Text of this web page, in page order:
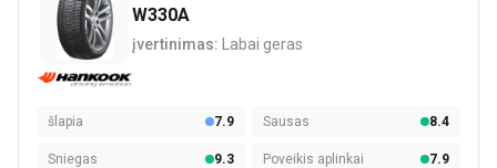
W330A
įvertinimas: Labai geras
šlapia 7.9 Sausas 8.4
Sniegas 9.3 Poveikis aplinkai 7.9